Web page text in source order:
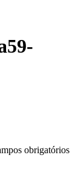
obrigatórios